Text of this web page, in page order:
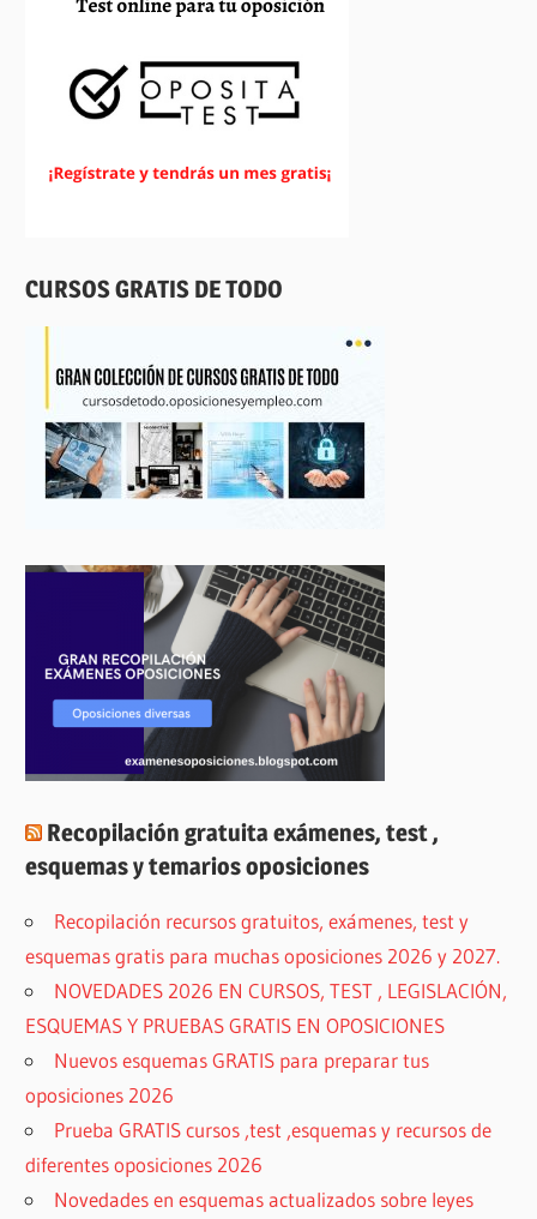
CURSOS GRATIS DE TODO
Recopilación gratuita exámenes, test ,
esquemas y temarios oposiciones
Recopilación recursos gratuitos, exámenes, test y
esquemas gratis para muchas oposiciones 2026 y 2027.
NOVEDADES 2026 EN CURSOS, TEST , LEGISLACIÓN,
ESQUEMAS Y PRUEBAS GRATIS EN OPOSICIONES
Nuevos esquemas GRATIS para preparar tus
oposiciones 2026
Prueba GRATIS cursos ,test ,esquemas y recursos de
diferentes oposiciones 2026
Novedades en esquemas actualizados sobre leyes